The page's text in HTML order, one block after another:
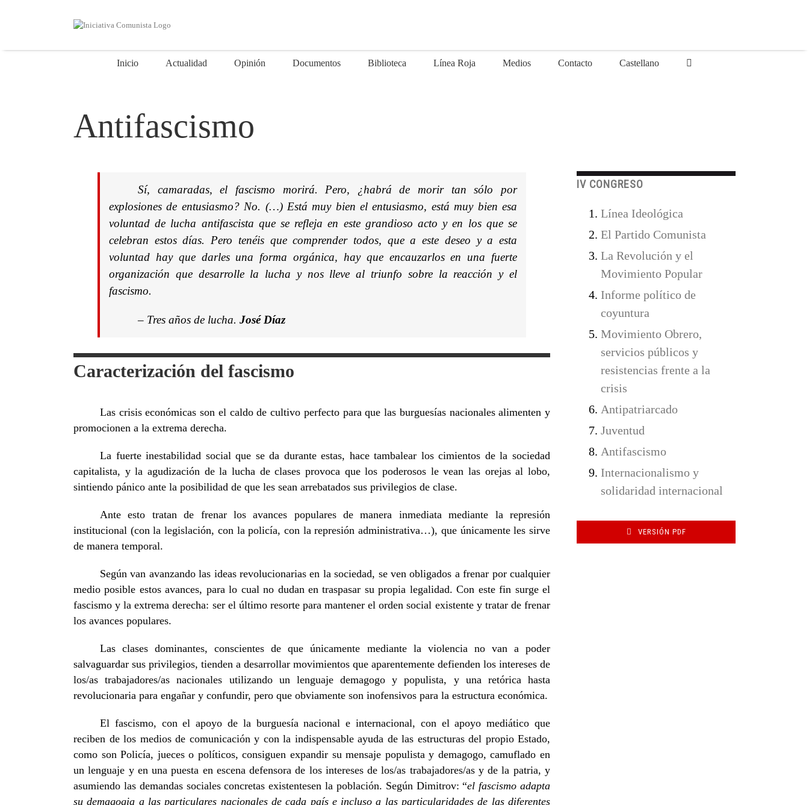
Inicio Actualidad Opinión Documentos Biblioteca Línea Roja Medios Contacto Castellano
Antifascismo
Sí, camaradas, el fascismo morirá. Pero, ¿habrá de morir tan sólo por
explosiones de entusiasmo? No. (…) Está muy bien el entusiasmo, está muy bien esa
voluntad de lucha antifascista que se refleja en este grandioso acto y en los que se
celebran estos días. Pero tenéis que comprender todos, que a este deseo y a esta
voluntad hay que darles una forma orgánica, hay que encauzarlos en una fuerte
organización que desarrolle la lucha y nos lleve al triunfo sobre la reacción y el
fascismo.
– Tres años de lucha. José Díaz
Caracterización del fascismo
Las crisis económicas son el caldo de cultivo perfecto para que las burguesías nacionales alimenten y
promocionen a la extrema derecha.
La fuerte inestabilidad social que se da durante estas, hace tambalear los cimientos de la sociedad
capitalista, y la agudización de la lucha de clases provoca que los poderosos le vean las orejas al lobo,
sintiendo pánico ante la posibilidad de que les sean arrebatados sus privilegios de clase.
Ante esto tratan de frenar los avances populares de manera inmediata mediante la represión
institucional (con la legislación, con la policía, con la represión administrativa…), que únicamente les sirve
de manera temporal.
Según van avanzando las ideas revolucionarias en la sociedad, se ven obligados a frenar por cualquier
medio posible estos avances, para lo cual no dudan en traspasar su propia legalidad. Con este fin surge el
fascismo y la extrema derecha: ser el último resorte para mantener el orden social existente y tratar de frenar
los avances populares.
Las clases dominantes, conscientes de que únicamente mediante la violencia no van a poder
salvaguardar sus privilegios, tienden a desarrollar movimientos que aparentemente defienden los intereses de
los/as trabajadores/as nacionales utilizando un lenguaje demagogo y populista, y una retórica hasta
revolucionaria para engañar y confundir, pero que obviamente son inofensivos para la estructura económica.
El fascismo, con el apoyo de la burguesía nacional e internacional, con el apoyo mediático que
reciben de los medios de comunicación y con la indispensable ayuda de las estructuras del propio Estado,
como son Policía, jueces o políticos, consiguen expandir su mensaje populista y demagogo, camuflado en
un lenguaje y en una puesta en escena defensora de los intereses de los/as trabajadores/as y de la patria, y
asumiendo las demandas sociales concretas existentesen la población. Según Dimitrov: “el fascismo adapta
su demagogia a las particulares nacionales de cada país e incluso a las particularidades de las diferentes
IV CONGRESO
Línea Ideológica
El Partido Comunista
La Revolución y el
Movimiento Popular
Informe político de
coyuntura
Movimiento Obrero,
servicios públicos y
resistencias frente a la
crisis
Antipatriarcado
Juventud
Antifascismo
Internacionalismo y
solidaridad internacional
VERSIÓN PDF